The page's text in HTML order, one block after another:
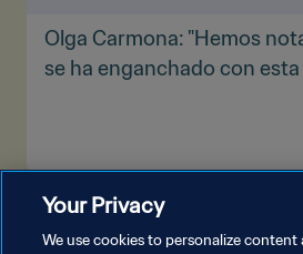
Olga Carmona: "Hemos
se ha enganchado con
Your Privacy
We use cookies to personalize content